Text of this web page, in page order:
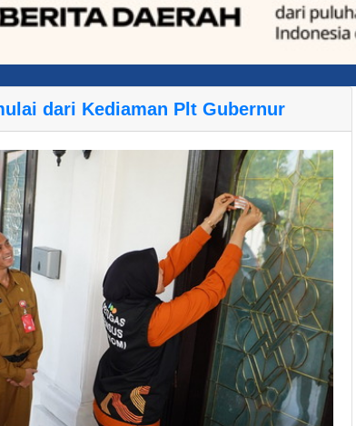
dari Kediaman Plt Gubernur